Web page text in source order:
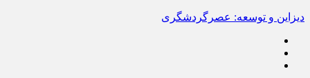
دیزاین و توسعه: عصرگردشگری